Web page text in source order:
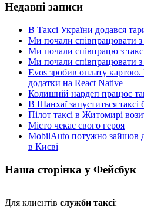
Недавні записи
В Таксі України додався
Ми почали співпрацювати з
Ми почали співпрацю з
Ми почали співпрацювати з
Evos зробив оплату
додатки на React Native
Колишній нардеп працює
В Шанхаї запуститься таксі
Пілот таксі в Житомирі
Місто чекає свого героя
MobilAuto потужно зайшов
в Києві
Наша сторінка у Фейсбук
Для клиентів служби таксі: